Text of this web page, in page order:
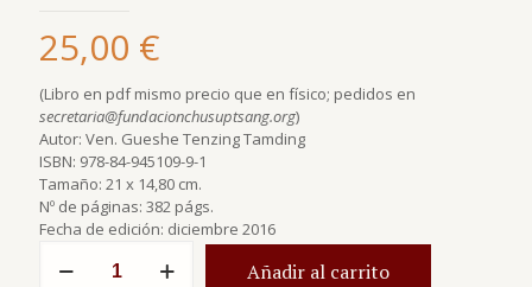
25,00 €
(Libro en pdf mismo precio que en físico; pedidos en
secretaria@fundacionchusuptsang.org)
Autor: Ven. Gueshe Tenzing Tamding
ISBN: 978-84-945109-9-1
Tamaño: 21 x 14,80 cm.
Nº de páginas: 382 págs.
Fecha de edición: diciembre 2016
Añadir al carrito